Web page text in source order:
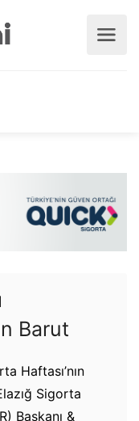
Barut
Haftası’nın
Sigorta
Başkanı &